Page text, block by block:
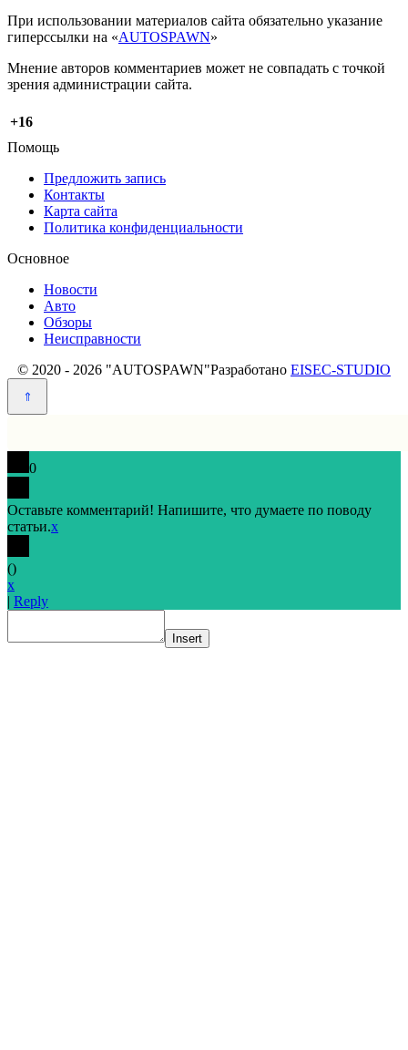
При использовании материалов сайта обязательно указание
гиперссылки на «AUTOSPAWN»
Мнение авторов комментариев может не совпадать с точкой
зрения администрации сайта.
+16
Помощь
Предложить запись
Контакты
Карта сайта
Политика конфиденциальности
Основное
Новости
Авто
Обзоры
Неисправности
© 2020 - 2026 "AUTOSPAWN"Разработано EISEC-STUDIO
0
Оставьте комментарий! Напишите, что думаете по поводу
статьи.x
()
x
| Reply
Insert